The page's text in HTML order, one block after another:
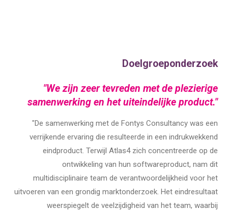
Doelgroeponderzoek
"We zijn zeer tevreden met de plezierige
samenwerking en het uiteindelijke product."
"De samenwerking met de Fontys Consultancy was een
verrijkende ervaring die resulteerde in een indrukwekkend
eindproduct. Terwijl Atlas4 zich concentreerde op de
ontwikkeling van hun softwareproduct, nam dit
multidisciplinaire team de verantwoordelijkheid voor het
uitvoeren van een grondig marktonderzoek. Het eindresultaat
weerspiegelt de veelzijdigheid van het team, waarbij